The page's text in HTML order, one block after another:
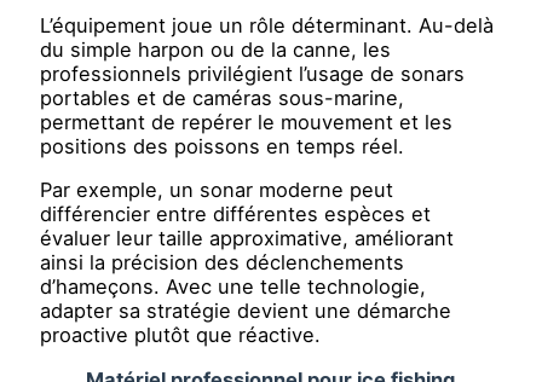
L’équipement joue un rôle déterminant. Au-delà
du simple harpon ou de la canne, les
professionnels privilégient l’usage de sonars
portables et de caméras sous-marine,
permettant de repérer le mouvement et les
positions des poissons en temps réel.
Par exemple, un sonar moderne peut
différencier entre différentes espèces et
évaluer leur taille approximative, améliorant
ainsi la précision des déclenchements
d’hameçons. Avec une telle technologie,
adapter sa stratégie devient une démarche
proactive plutôt que réactive.